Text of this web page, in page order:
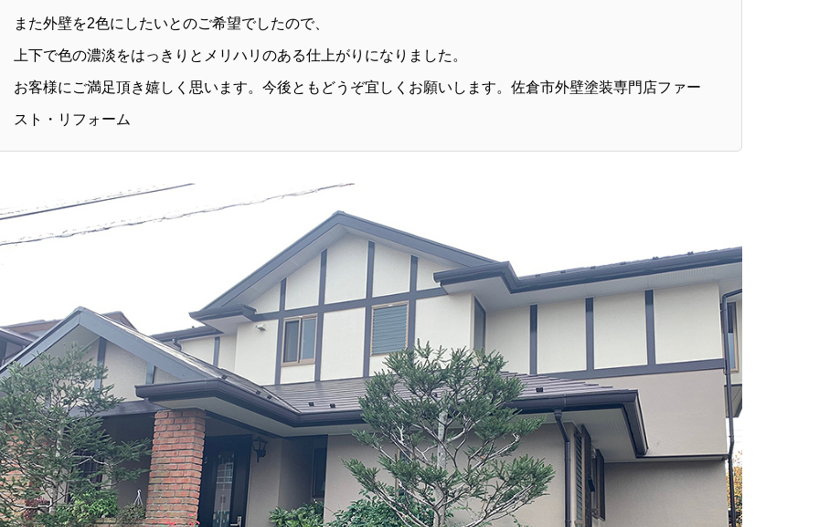
また外壁を2色にしたいとのご希望でしたので、
上下で色の濃淡をはっきりとメリハリのある仕上がりになりました。
お客様にご満足頂き嬉しく思います。今後ともどうぞ宜しくお願いします。佐倉市外壁塗装専門店ファー
スト・リフォーム